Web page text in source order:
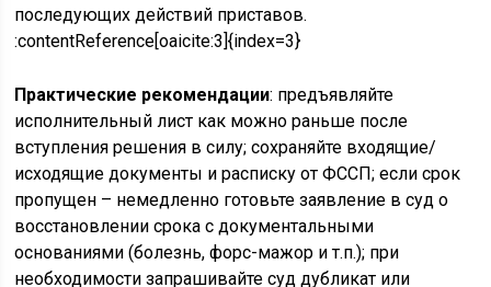
последующих действий приставов.
:contentReference[oaicite:3]{index=3}
Практические рекомендации: предъявляйте
исполнительный лист как можно раньше после
вступления решения в силу; сохраняйте входящие/
исходящие документы и расписку от ФССП; если срок
пропущен – немедленно готовьте заявление в суд о
восстановлении срока с документальными
основаниями (болезнь, форс-мажор и т.п.); при
необходимости запрашивайте суд дубликат или